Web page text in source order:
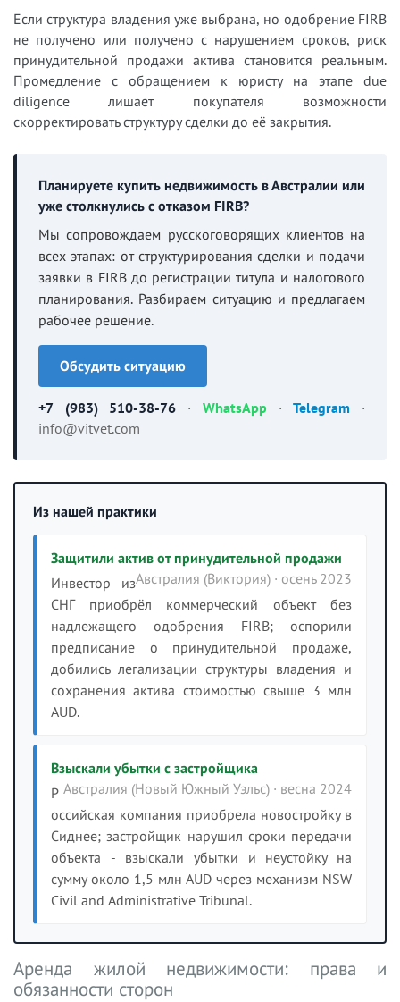
Если структура владения уже выбрана, но одобрение FIRB
не получено или получено с нарушением сроков, риск
принудительной продажи актива становится реальным.
Промедление с обращением к юристу на этапе due
diligence лишает покупателя возможности
скорректировать структуру сделки до её закрытия.
Планируете купить недвижимость в Австралии или
уже столкнулись с отказом FIRB?
Мы сопровождаем русскоговорящих клиентов на
всех этапах: от структурирования сделки и подачи
заявки в FIRB до регистрации титула и налогового
планирования. Разбираем ситуацию и предлагаем
рабочее решение.
Обсудить ситуацию
+7 (983) 510-38-76 · WhatsApp ·Telegram ·
info@vitvet.com
Из нашей практики
Защитили актив от принудительной продажи
Австралия (Виктория) · осень 2023
Инвестор из
СНГ приобрёл коммерческий объект без
надлежащего одобрения FIRB; оспорили
предписание о принудительной продаже,
добились легализации структуры владения и
сохранения актива стоимостью свыше 3 млн
AUD.
Взыскали убытки с застройщика
Австралия (Новый Южный Уэльс) · весна 2024
Р
оссийская компания приобрела новостройку в
Сиднее; застройщик нарушил сроки передачи
объекта - взыскали убытки и неустойку на
сумму около 1,5 млн AUD через механизм NSW
Civil and Administrative Tribunal.
Аренда жилой недвижимости: права и
обязанности сторон